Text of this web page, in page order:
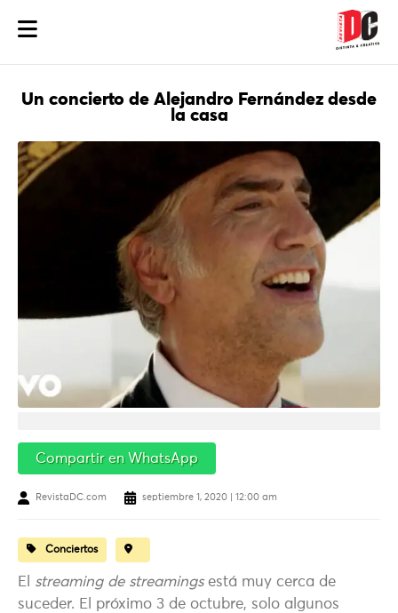
Un concierto de Alejandro Fernández desde
la casa
Compartir en WhatsApp
RevistaDC.com septiembre 1, 2020 | 12:00 am
Conciertos
El streaming de streamingsestá muy cerca de
suceder. El próximo 3 de octubre, solo algunos